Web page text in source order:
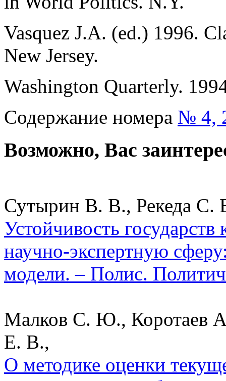
Vasquez J.A. (ed.) 1996.
New Jersey.
Washington Quarterly.
Содержание номера № 4,
Возможно, Вас
Сутырин В. В., Рекеда С.
Устойчивость
научно-экспертную
модели. – Полис.
Малков С. Ю., Коротаев
Е. В.,
О методике оценки